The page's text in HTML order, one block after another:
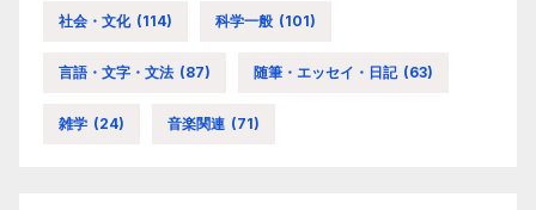
社会・文化 (114) 科学一般 (101)
言語・文字・文法 (87) 随筆・エッセイ・日記 (63)
雑学 (24) 音楽関連 (71)